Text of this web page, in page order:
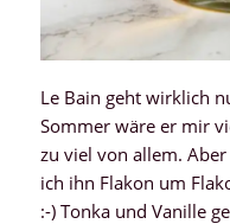
Le Bain geht wirklich
Sommer wäre er mir
zu viel von allem.
ich ihn Flakon um
:-) Tonka und Vanille